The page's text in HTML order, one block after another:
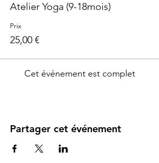
Atelier Yoga (9-18mois)
Prix
25,00 €
Cet événement est complet
Partager cet événement